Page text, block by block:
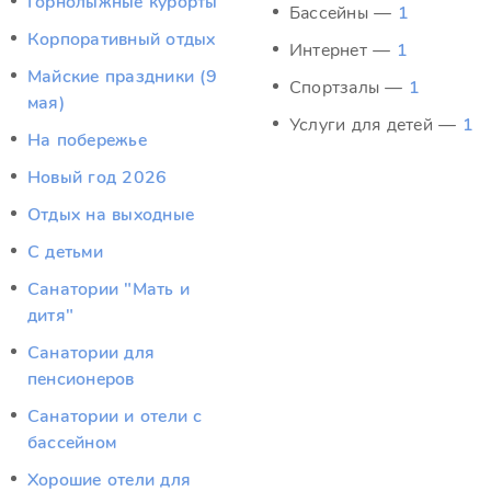
Корпоративный отдых
Майские праздники (9
мая)
На побережье
Новый год 2026
Отдых на выходные
С детьми
Санатории "Мать и
дитя"
Санатории для
пенсионеров
Санатории и отели с
бассейном
Хорошие отели для
Бассейны — 1
Интернет — 1
Спортзалы — 1
Услуги для детей — 1